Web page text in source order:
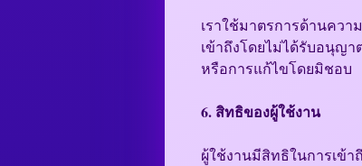
เราใช้มาตรการด้านคว
เข้าถึงโดยไม่ได้รับอนุญา
หรือการแก้ไขโดยมิชอบ
6. สิทธิของผู้ใช้งาน
ผู้ใช้งานมีสิทธิในการเข้